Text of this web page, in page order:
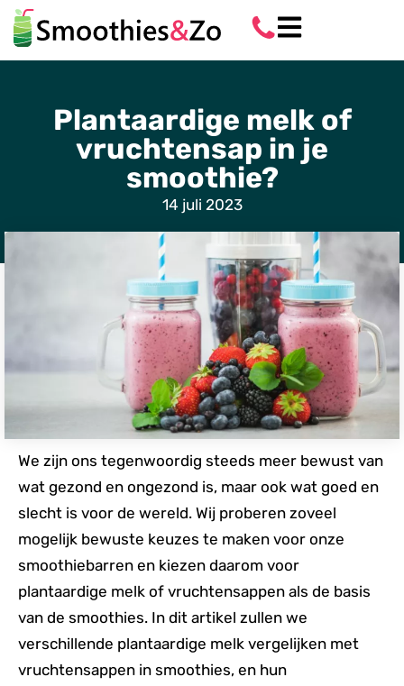
Plantaardige melk of
vruchtensap in je
smoothie?
14 juli 2023
We zijn ons tegenwoordig steeds meer bewust van
wat gezond en ongezond is, maar ook wat goed en
slecht is voor de wereld. Wij proberen zoveel
mogelijk bewuste keuzes te maken voor onze
smoothiebarren en kiezen daarom voor
plantaardige melk of vruchtensappen als de basis
van de smoothies. In dit artikel zullen we
verschillende plantaardige melk vergelijken met
vruchtensappen in smoothies, en hun